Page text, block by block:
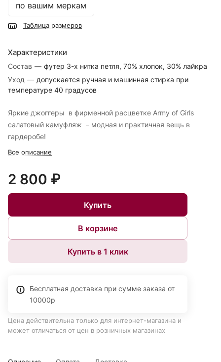
по вашим меркам
Таблица размеров
Характеристики
Состав — футер 3-х нитка петля, 70% хлопок, 30% лайкра
Уход — допускается ручная и машинная стирка при
температуре 40 градусов
Яркие джоггеры в фирменной расцветке Army of Girls
салатовый камуфляж – модная и практичная вещь в
гардеробе!
Все описание
2 800 ₽
Купить
В корзине
Купить в 1 клик
Бесплатная доставка при сумме заказа от
10000р
Цена действительна только для интернет-магазина и
может отличаться от цен в розничных магазинах